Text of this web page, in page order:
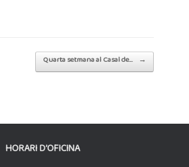
Quarta setmana al Casal de… →
HORARI D’OFICINA